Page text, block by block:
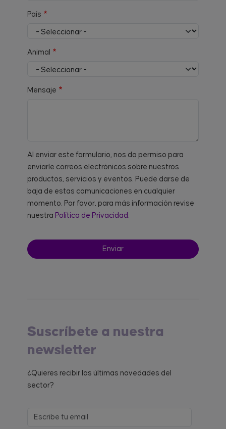
País
Animal
Mensaje
Al enviar este formulario, nos da permiso para
enviarle correos electrónicos sobre nuestros
productos, servicios y eventos. Puede darse de
baja de estas comunicaciones en cualquier
momento. Por favor, para más información revise
nuestra Política de Privacidad.
Suscríbete a nuestra
newsletter
¿Quieres recibir las últimas novedades del
sector?